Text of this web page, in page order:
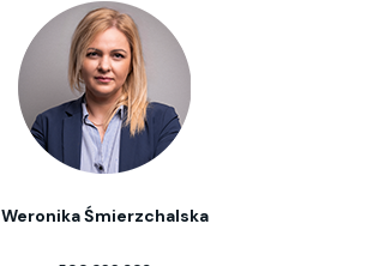
Weronika Śmierzchalska